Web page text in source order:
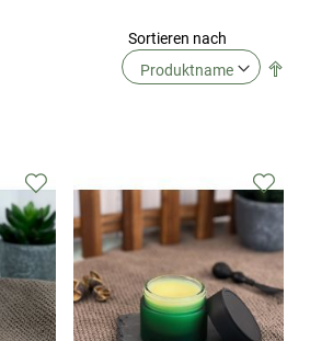
Sortieren nach
Zur
Wunschliste
hinzufügen
Zur